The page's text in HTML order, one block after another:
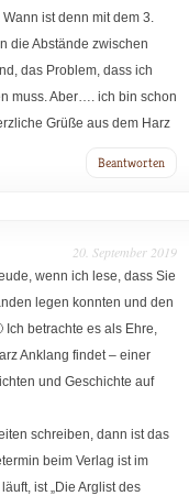
ist denn mit dem 3.
die Abstände zwischen
das Problem, dass ich
muss. Aber…. ich bin schon
Grüße aus dem Harz
Beantworten
20. September 2019
wenn ich lese, dass Sie
legen konnten und den
betrachte es als Ehre,
Anklang findet – einer
und Geschichte auf
schreiben, dann ist das
beim Verlag ist im
ist „Die Arglist des